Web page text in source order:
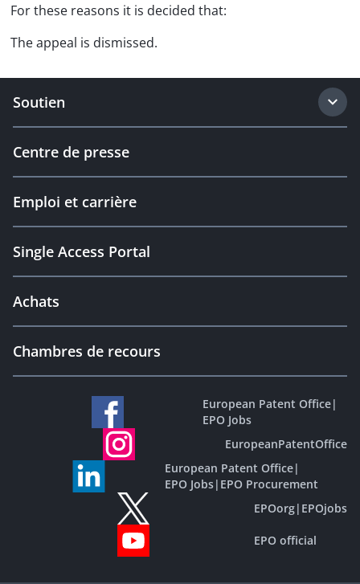
For these reasons it is decided that:
The appeal is dismissed.
Soutien
Centre de presse
Emploi et carrière
Single Access Portal
Achats
Chambres de recours
European Patent Office|
EPO Jobs
EuropeanPatentOffice
European Patent Office|
EPO Jobs| EPO Procurement
EPOorg| EPOjobs
EPO official